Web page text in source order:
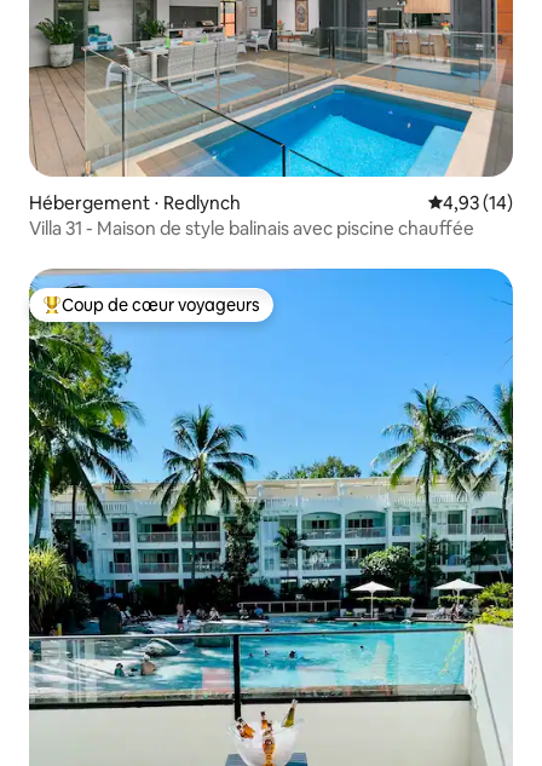
Hébergement ⋅ Redlynch Évaluation
4,93 (14)
Villa 31 - Maison de style balinais avec piscine chauffée
Coups de cœur voyageurs les plus appréciés
Coup de cœur voyageurs